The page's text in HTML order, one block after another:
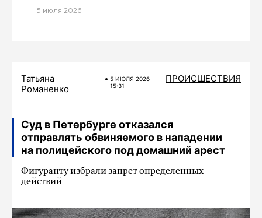
5 июля 2026
Татьяна
Романенко
5 ИЮЛЯ 2026
15:31
ПРОИСШЕСТВИЯ
Суд в Петербурге отказался
отправлять обвиняемого в нападении
на полицейского под домашний арест
Фигуранту избрали запрет определенных
действий